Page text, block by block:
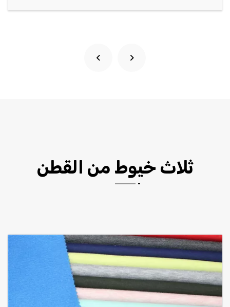
ثلاث خيوط من القطن